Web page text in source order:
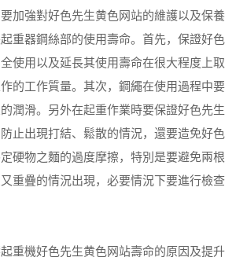
強對好色先生黄色网站的維護以及保養
重器鋼絲部的使用壽命。首先，保證好色
使用以及延長其使用壽命在很大程度上取
的工作質量。其次，鋼繩在使用過程中要
潤滑。另外在起重作業時要保證好色先生
止出現打結、鬆散的情況，還要造免好色
硬物之麵的過度摩擦，特別是要避免兩根
重疊的情況出現，必要情況下要進行檢查
機好色先生黄色网站壽命的原因及提升